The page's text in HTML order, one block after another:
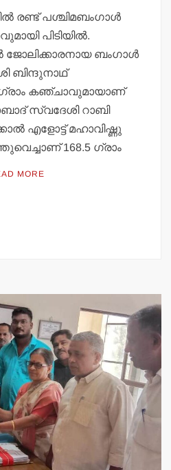
രണ്ട് പശ്ചിമബംഗാള്‍
പിടിയില്‍.
ജോലിക്കാരനായ ബംഗാള്‍
ബിന്ദുനാഥ്
ഗ്രാം കഞ്ചാവുമായാണ്
സ്വദേശി റാബി
എളോട്ട് മഹാവിഷ്ണു
168.5 ഗ്രാം
MORE